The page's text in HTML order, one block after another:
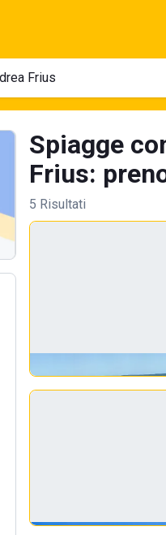
Spiagge
Frius:
5 Risultati